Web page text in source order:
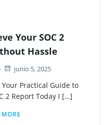
Your SOC 2
Hassle
junio 5, 2025
Your Practical Guide to
2 Report Today I […]